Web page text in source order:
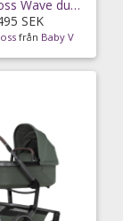
Silver Cross Wave duovagn Eclipse All Black
SEK
från Baby V